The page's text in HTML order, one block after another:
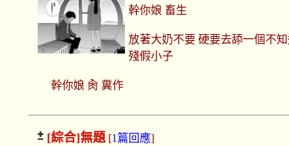
幹你娘 畜生
放著大奶不要 硬要去舔一個不
殘假小子
幹你娘 肏 糞作
[綜合]無題 [1篇回應]